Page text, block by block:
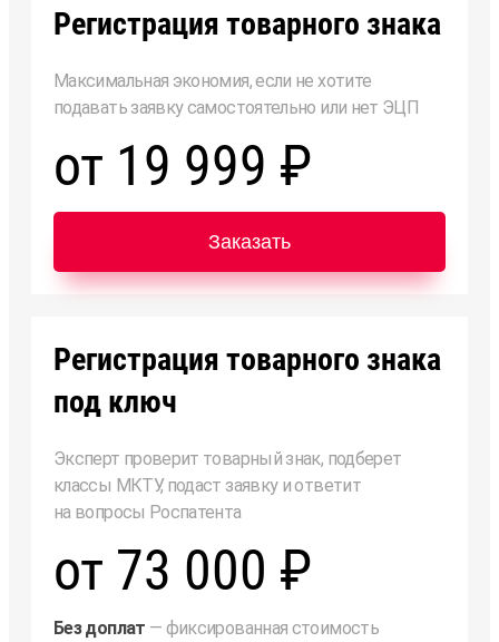
Регистрация товарного знака
Максимальная экономия, если не хотите
подавать заявку самостоятельно или нет ЭЦП
от 19 999 ₽
Заказать
Регистрация товарного знака
под ключ
Эксперт проверит товарный знак, подберет
классы МКТУ, подаст заявку и ответит
на вопросы Роспатента
от 73 000 ₽
Без доплат — фиксированная стоимость